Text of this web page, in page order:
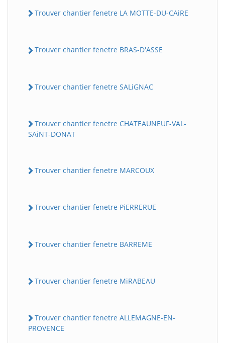
Trouver chantier fenetre LA MOTTE-DU-CAiRE
Trouver chantier fenetre BRAS-D'ASSE
Trouver chantier fenetre SALiGNAC
Trouver chantier fenetre CHATEAUNEUF-VAL-
SAiNT-DONAT
Trouver chantier fenetre MARCOUX
Trouver chantier fenetre PiERRERUE
Trouver chantier fenetre BARREME
Trouver chantier fenetre MiRABEAU
Trouver chantier fenetre ALLEMAGNE-EN-
PROVENCE